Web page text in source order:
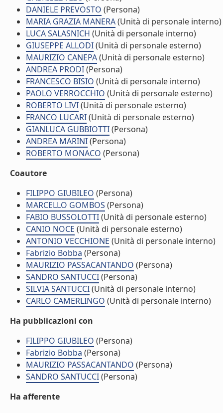
DANIELE PREVOSTO (Persona)
MARIA GRAZIA MANERA(Unità di personale interno)
LUCA SALASNICH (Unità di personale interno)
GIUSEPPE ALLODI(Unità di personale esterno)
MAURIZIO CANEPA(Unità di personale esterno)
ANDREA PRODI(Persona)
FRANCESCO BISIO (Unità di personale interno)
PAOLO VERROCCHIO (Unità di personale esterno)
ROBERTO LIVI(Unità di personale esterno)
FRANCO LUCARI(Unità di personale esterno)
GIANLUCA GUBBIOTTI(Persona)
ANDREA MARINI(Persona)
ROBERTO MONACO (Persona)
Coautore
FILIPPO GIUBILEO (Persona)
MARCELLO GOMBOS (Persona)
FABIO BUSSOLOTTI(Unità di personale esterno)
CANIO NOCE (Unità di personale esterno)
ANTONIO VECCHIONE (Unità di personale interno)
Fabrizio Bobba (Persona)
MAURIZIO PASSACANTANDO (Persona)
SANDRO SANTUCCI(Persona)
SILVIA SANTUCCI(Unità di personale interno)
CARLO CAMERLINGO (Unità di personale interno)
Ha pubblicazioni con
FILIPPO GIUBILEO (Persona)
Fabrizio Bobba (Persona)
MAURIZIO PASSACANTANDO (Persona)
SANDRO SANTUCCI(Persona)
Ha afferente